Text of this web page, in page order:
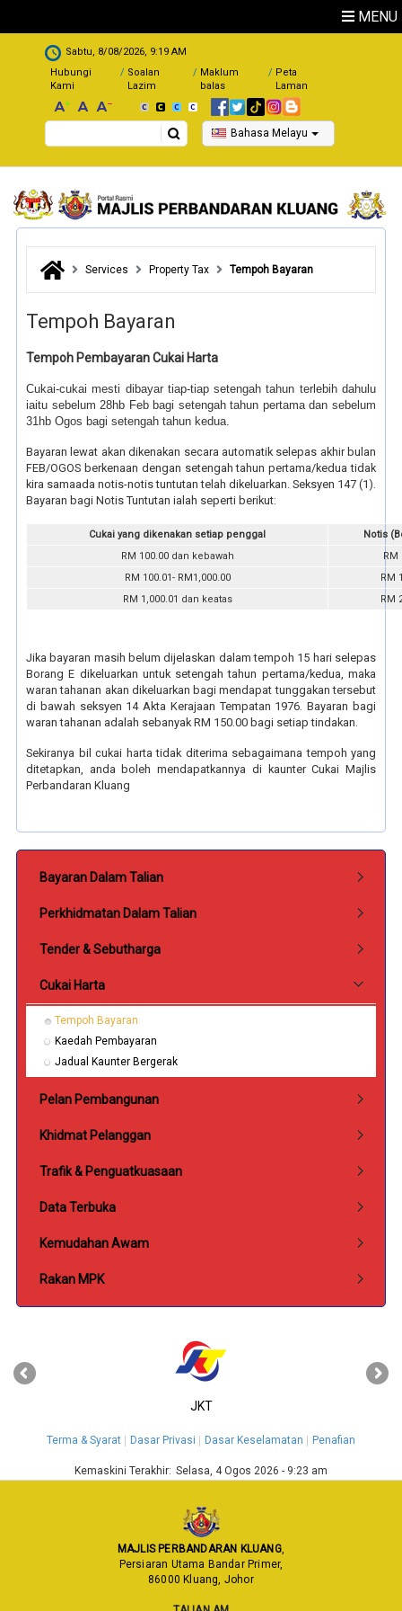
MENU
.
Sabtu, 8/08/2026, 9:19 AM
Hubungi
Kami
Soalan
Lazim
Maklum
balas
Peta
Laman
Search Bahasa Melayu
Services Property Tax Tempoh Bayaran
Tempoh Bayaran
Tempoh Pembayaran Cukai Harta
Cukai-cukai mesti dibayar tiap-tiap setengah tahun terlebih dahulu
iaitu sebelum 28hb Feb bagi setengah tahun pertama dan sebelum
31hb Ogos bagi setengah tahun kedua.
Bayaran lewat akan dikenakan secara automatik selepas akhir bulan
FEB/OGOS berkenaan dengan setengah tahun pertama/kedua tidak
kira samaada notis-notis tuntutan telah dikeluarkan. Seksyen 147 (1).
Bayaran bagi Notis Tuntutan ialah seperti berikut:
Cukai yang dikenakan setiap penggal
Notis
RM 100.00 dan kebawah
RM
RM 100.01- RM1,000.00
RM
RM 1,000.01 dan keatas
RM
Jika bayaran masih belum dijelaskan dalam tempoh 15 hari selepas
Borang E dikeluarkan untuk setengah tahun pertama/kedua, maka
waran tahanan akan dikeluarkan bagi mendapat tunggakan tersebut
di bawah seksyen 14 Akta Kerajaan Tempatan 1976. Bayaran bagi
waran tahanan adalah sebanyak RM 150.00 bagi setiap tindakan.
Sekiranya bil cukai harta tidak diterima sebagaimana tempoh yang
ditetapkan, anda boleh mendapatkannya di kaunter Cukai Majlis
Perbandaran Kluang
Bayaran Dalam Talian
Perkhidmatan Dalam Talian
Tender & Sebutharga
Cukai Harta
Tempoh Bayaran
Kaedah Pembayaran
Jadual Kaunter Bergerak
Pelan Pembangunan
Khidmat Pelanggan
Trafik & Penguatkuasaan
Data Terbuka
Kemudahan Awam
Rakan MPK
JKT
‹ ›
Terma & Syarat Dasar Privasi Dasar Keselamatan Penafian
Kemaskini Terakhir: Selasa, 4 Ogos 2026 - 9:23 am
MAJLIS PERBANDARAN KLUANG,
Persiaran Utama Bandar Primer,
86000 Kluang, Johor